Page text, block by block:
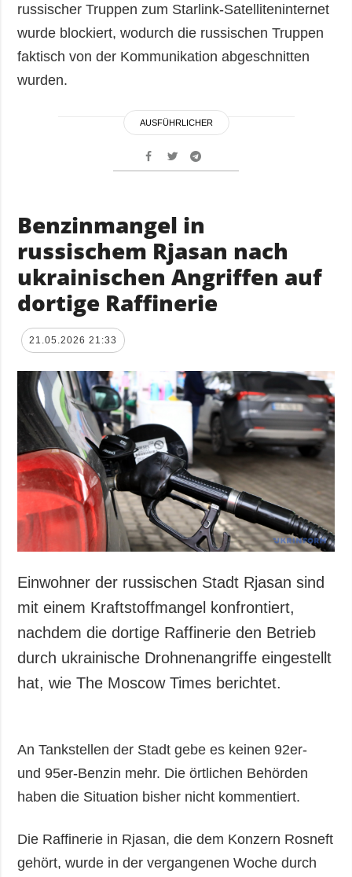
russischer Truppen zum Starlink-Satelliteninternet
wurde blockiert, wodurch die russischen Truppen
faktisch von der Kommunikation abgeschnitten
wurden.
AUSFÜHRLICHER
Benzinmangel in
russischem Rjasan nach
ukrainischen Angriffen auf
dortige Raffinerie
21.05.2026 21:33
Einwohner der russischen Stadt Rjasan sind
mit einem Kraftstoffmangel konfrontiert,
nachdem die dortige Raffinerie den Betrieb
durch ukrainische Drohnenangriffe eingestellt
hat, wie The Moscow Times berichtet.
An Tankstellen der Stadt gebe es keinen 92er-
und 95er-Benzin mehr. Die örtlichen Behörden
haben die Situation bisher nicht kommentiert.
Die Raffinerie in Rjasan, die dem Konzern Rosneft
gehört, wurde in der vergangenen Woche durch